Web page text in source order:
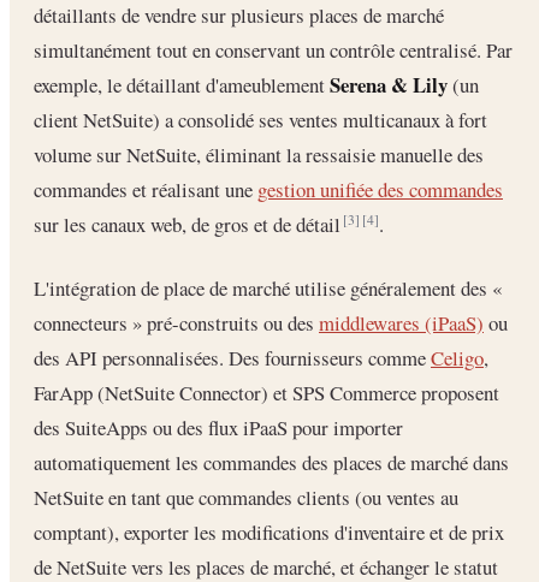
détaillants de vendre sur plusieurs places de marché
simultanément tout en conservant un contrôle centralisé. Par
exemple, le détaillant d'ameublementSerena & Lily(un
client NetSuite) a consolidé ses ventes multicanaux à fort
volume sur NetSuite, éliminant la ressaisie manuelle des
commandes et réalisant une gestion unifiée des commandes
sur les canaux web, de gros et de détail[3] [4].
L'intégration de place de marché utilise généralement des «
connecteurs » pré-construits ou des middlewares (iPaaS) ou
des API personnalisées. Des fournisseurs commeCeligo,
FarApp (NetSuite Connector) et SPS Commerce proposent
des SuiteApps ou des flux iPaaS pour importer
automatiquement les commandes des places de marché dans
NetSuite en tant que commandes clients (ou ventes au
comptant), exporter les modifications d'inventaire et de prix
de NetSuite vers les places de marché, et échanger le statut